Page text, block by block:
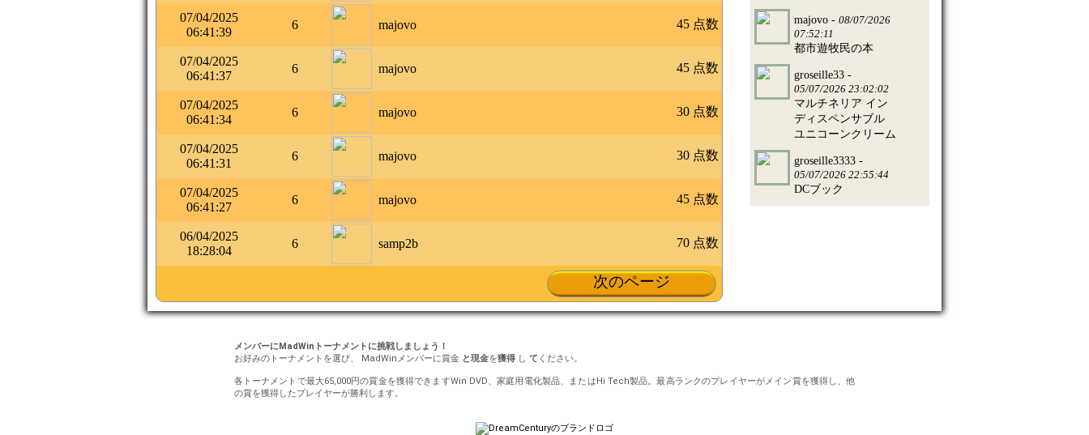
07/04/2025
06:41:39
6 majovo 45 点数
07/04/2025
06:41:37
6 majovo 45 点数
07/04/2025
06:41:34
6 majovo 30 点数
07/04/2025
06:41:31
6 majovo 30 点数
07/04/2025
06:41:27
6 majovo 45 点数
06/04/2025
18:28:04
6 samp2b 70 点数
次のページ
majovo - 08/07/2026
07:52:11
都市遊牧民の本
groseille33 -
05/07/2026 23:02:02
マルチネリア イン
ディスペンサブル
ユニコーンクリーム
groseille3333 -
05/07/2026 22:55:44
DCブック
メンバーにMadWinトーナメントに挑戦しましょう！
お好みのトーナメントを選び、 MadWinメンバーに賞金 と現金を獲得し て ください。
各トーナメントで最大65,000円の賞金を獲得できますWin DVD、家庭用電化製品、またはHi Tech製品。最高ランクのプレイヤーがメイン賞を獲得し、他
の賞を獲得したプレイヤーが勝利します。